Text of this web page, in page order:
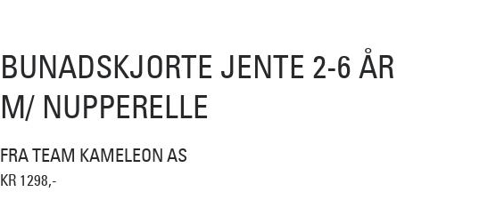
BUNADSKJORTE JENTE 2-6 ÅR
M/ NUPPERELLE
FRA TEAM KAMELEON AS
KR 1298,-